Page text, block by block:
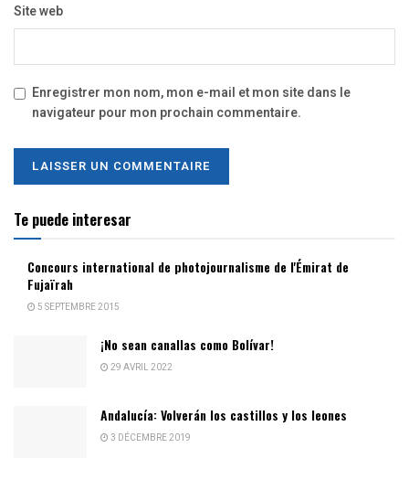
Site web
Enregistrer mon nom, mon e-mail et mon site dans le
navigateur pour mon prochain commentaire.
Te puede interesar
Concours international de photojournalisme de l'Émirat de
Fujaïrah
5 SEPTEMBRE 2015
¡No sean canallas como Bolívar!
29 AVRIL 2022
Andalucía: Volverán los castillos y los leones
3 DÉCEMBRE 2019